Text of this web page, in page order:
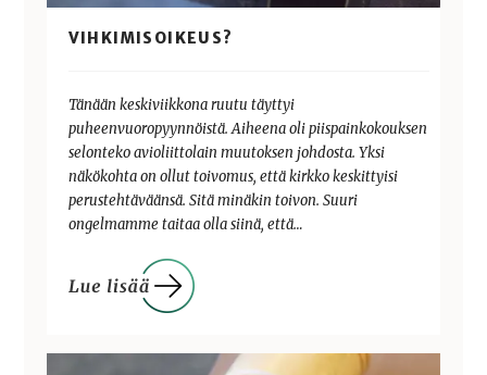
VIHKIMISOIKEUS?
Tänään keskiviikkona ruutu täyttyi
puheenvuoropyynnöistä. Aiheena oli piispainkokouksen
selonteko avioliittolain muutoksen johdosta. Yksi
näkökohta on ollut toivomus, että kirkko keskittyisi
perustehtäväänsä. Sitä minäkin toivon. Suuri
ongelmamme taitaa olla siinä, että…